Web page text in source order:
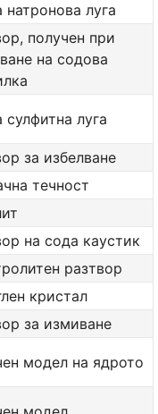
натронова луга
получен при
на содова
сулфитна луга
за избелване
течност
на сода каустик
разтвор
кристал
за измиване
модел на ядрото